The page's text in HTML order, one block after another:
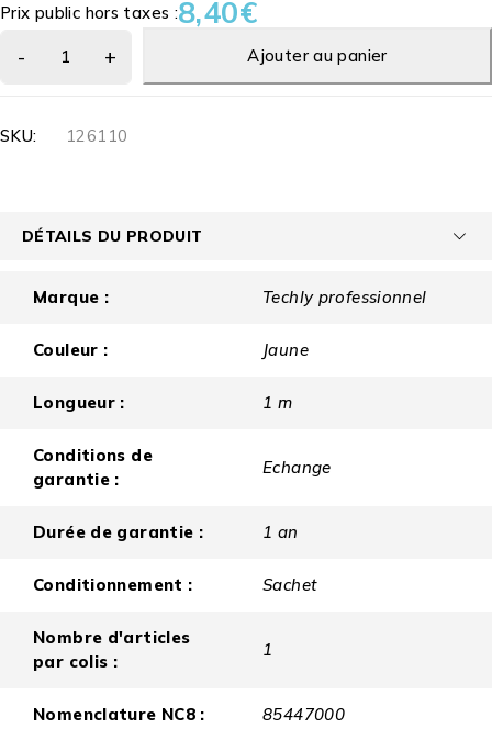
Prix public hors taxes :8,40€
Ajouter au panier
SKU: 126110
DÉTAILS DU PRODUIT
Marque : Techly professionnel
Couleur : Jaune
Longueur : 1 m
Conditions de
garantie :
Echange
Durée de garantie : 1 an
Conditionnement : Sachet
Nombre d'articles
par colis :
1
Nomenclature NC8 : 85447000